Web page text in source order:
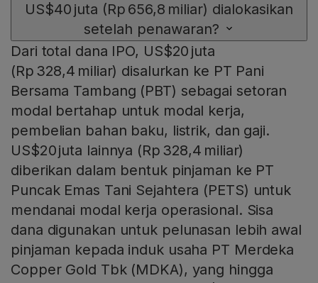
US$40 juta (Rp 656,8 miliar) dialokasikan
setelah penawaran?
Dari total dana IPO, US$20 juta
(Rp 328,4 miliar) disalurkan ke PT Pani
Bersama Tambang (PBT) sebagai setoran
modal bertahap untuk modal kerja,
pembelian bahan baku, listrik, dan gaji.
US$20 juta lainnya (Rp 328,4 miliar)
diberikan dalam bentuk pinjaman ke PT
Puncak Emas Tani Sejahtera (PETS) untuk
mendanai modal kerja operasional. Sisa
dana digunakan untuk pelunasan lebih awal
pinjaman kepada induk usaha PT Merdeka
Copper Gold Tbk (MDKA), yang hingga